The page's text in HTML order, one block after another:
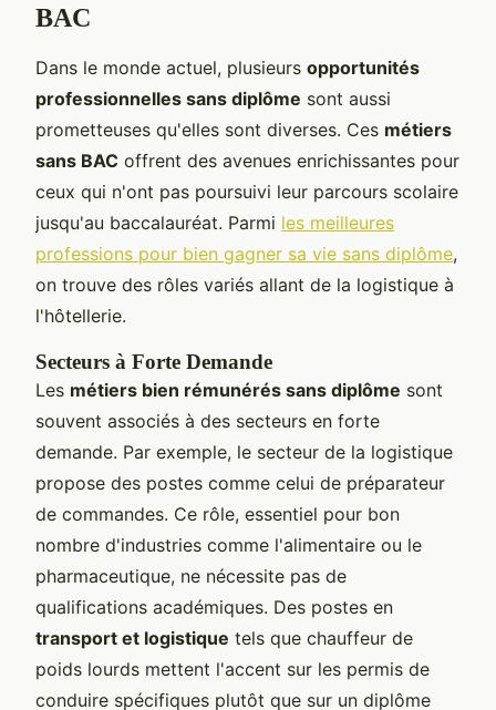
BAC
Dans le monde actuel, plusieurs opportunités
professionnelles sans diplôme sont aussi
prometteuses qu'elles sont diverses. Ces métiers
sans BAC offrent des avenues enrichissantes pour
ceux qui n'ont pas poursuivi leur parcours scolaire
jusqu'au baccalauréat. Parmi les meilleures
professions pour bien gagner sa vie sans diplôme,
on trouve des rôles variés allant de la logistique à
l'hôtellerie.
Secteurs à Forte Demande
Les métiers bien rémunérés sans diplôme sont
souvent associés à des secteurs en forte
demande. Par exemple, le secteur de la logistique
propose des postes comme celui de préparateur
de commandes. Ce rôle, essentiel pour bon
nombre d'industries comme l'alimentaire ou le
pharmaceutique, ne nécessite pas de
qualifications académiques. Des postes en
transport et logistique tels que chauffeur de
poids lourds mettent l'accent sur les permis de
conduire spécifiques plutôt que sur un diplôme